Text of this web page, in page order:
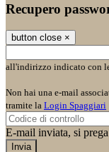
Recupero
button close ×
all'indirizzo indicato con
Non hai una e-mail
tramite la Login Spaggiari
E-mail inviata, si